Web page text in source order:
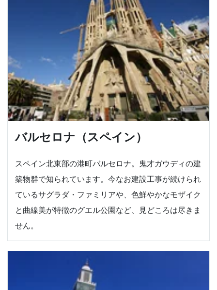
バルセロナ（スペイン）
スペイン北東部の港町バルセロナ。鬼才ガウディの建
築物群で知られています。今なお建設工事が続けられ
ているサグラダ・ファミリアや、色鮮やかなモザイク
と曲線美が特徴のグエル公園など、見どころは尽きま
せん。